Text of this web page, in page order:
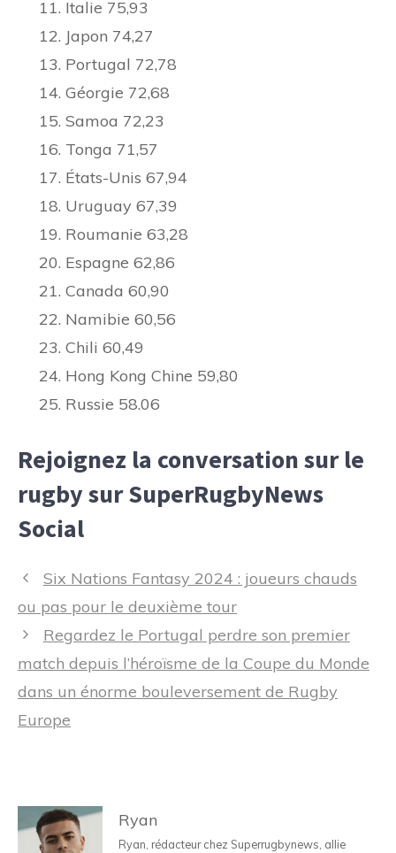
Italie 75,93
Japon 74,27
Portugal 72,78
Géorgie 72,68
Samoa 72,23
Tonga 71,57
États-Unis 67,94
Uruguay 67,39
Roumanie 63,28
Espagne 62,86
Canada 60,90
Namibie 60,56
Chili 60,49
Hong Kong Chine 59,80
Russie 58.06
Rejoignez la conversation sur le
rugby sur SuperRugbyNews
Social
Navigation
des
Six Nations Fantasy 2024 : joueurs chauds
ou pas pour le deuxième tour
Regardez le Portugal perdre son premier
match depuis l’héroïsme de la Coupe du Monde
dans un énorme bouleversement de Rugby
Europe
Ryan
Ryan, rédacteur chez Superrugbynews, allie